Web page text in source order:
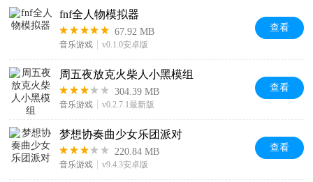
fnf全人物模拟器
67.92 MB
音乐游戏 v0.1.0安卓版
查看
周五夜放克火柴人小黑模组
304.39 MB
音乐游戏 v0.2.7.1最新版
查看
梦想协奏曲少女乐团派对
220.84 MB
音乐游戏 v9.4.3安卓版
查看